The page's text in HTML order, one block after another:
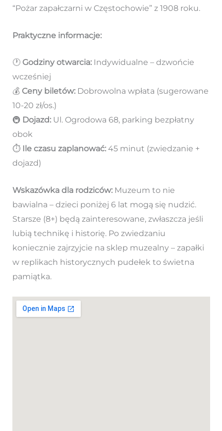
“Pożar zapałczarni w Częstochowie” z 1908 roku.
Praktyczne informacje:
🕐 Godziny otwarcia:Indywidualne – dzwońcie
wcześniej
💰 Ceny biletów:Dobrowolna wpłata (sugerowane
10-20 zł/os.)
🚇 Dojazd:Ul. Ogrodowa 68, parking bezpłatny
obok
⏱️
Ile czasu zaplanować:45 minut (zwiedzanie +
dojazd)
Wskazówka dla rodziców:Muzeum to nie
bawialna – dzieci poniżej 6 lat mogą się nudzić.
Starsze (8+) będą zainteresowane, zwłaszcza jeśli
lubią technikę i historię. Po zwiedzaniu
koniecznie zajrzyjcie na sklep muzealny – zapałki
w replikach historycznych pudełek to świetna
pamiątka.